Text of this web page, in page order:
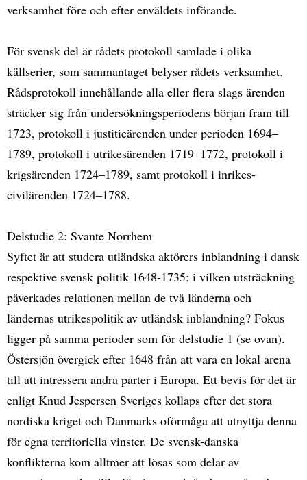
verksamhet före och efter enväldets införande.
För svensk del är rådets protokoll samlade i olika
källserier, som sammantaget belyser rådets verksamhet.
Rådsprotokoll innehållande alla eller flera slags ärenden
sträcker sig från undersökningsperiodens början fram till
1723, protokoll i justitieärenden under perioden 1694–
1789, protokoll i utrikesärenden 1719–1772, protokoll i
krigsärenden 1724–1789, samt protokoll i inrikes-
civilärenden 1724–1788.
Delstudie 2: Svante Norrhem
Syftet är att studera utländska aktörers inblandning i dansk
respektive svensk politik 1648-1735; i vilken utsträckning
påverkades relationen mellan de två länderna och
ländernas utrikespolitik av utländsk inblandning? Fokus
ligger på samma perioder som för delstudie 1 (se ovan).
Östersjön övergick efter 1648 från att vara en lokal arena
till att intressera andra parter i Europa. Ett bevis för det är
enligt Knud Jespersen Sveriges kollaps efter det stora
nordiska kriget och Danmarks oförmåga att utnyttja denna
för egna territoriella vinster. De svensk-danska
konflikterna kom alltmer att lösas som delar av